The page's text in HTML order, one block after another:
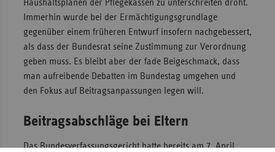
Haushaltsplänen der Pflegekassen zu unterschreiten droht.
Immerhin wurde bei der Ermächtigungsgrundlage
gegenüber einem früheren Entwurf insofern nachgebessert,
als dass der Bundesrat seine Zustimmung zur Verordnung
geben muss. Es bleibt aber der fade Beigeschmack, dass
man aufreibende Debatten im Bundestag umgehen und
den Fokus auf Beitragsanpassungen legen will.
Beitragsabschläge bei Eltern
Das Bundesverfassungsgericht hatte bereits am 7. April